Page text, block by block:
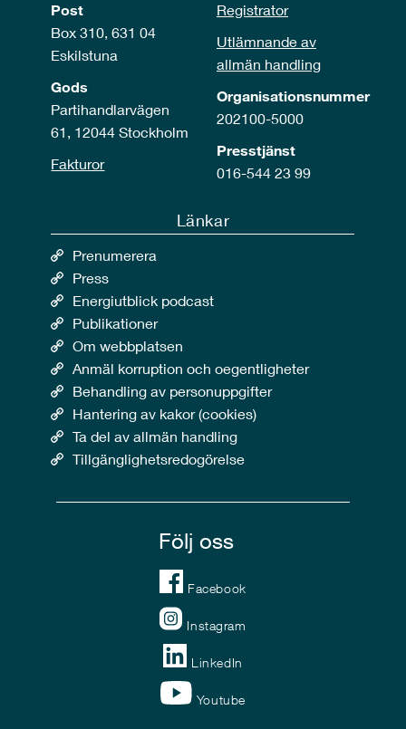
Post
Box 310, 631 04
Eskilstuna
Gods
Partihandlarvägen
61, 12044 Stockholm
Fakturor
Registrator
Utlämnande av
allmän handling
Organisationsnummer
202100-5000
Presstjänst
016-544 23 99
Länkar
Prenumerera
Press
Energiutblick podcast
Publikationer
Om webbplatsen
Anmäl korruption och oegentligheter
Behandling av personuppgifter
Hantering av kakor (cookies)
Ta del av allmän handling
Tillgänglighetsredogörelse
Följ oss
Facebook
Instagram
LinkedIn
Youtube